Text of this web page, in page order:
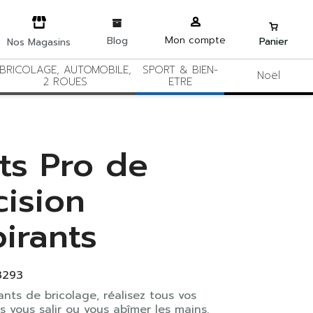
Nos Magasins Blog Mon compte Panier
BRICOLAGE, AUTOMOBILE,
2 ROUES
SPORT & BIEN-
ETRE Noël
Pro de
de bricolage, réalisez tous vos